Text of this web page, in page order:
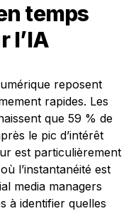
temps
l’IA
reposent
rapides. Les
que 59 % de
le pic d’intérêt
est particulièrement
l’instantanéité est
media managers
à identifier quelles